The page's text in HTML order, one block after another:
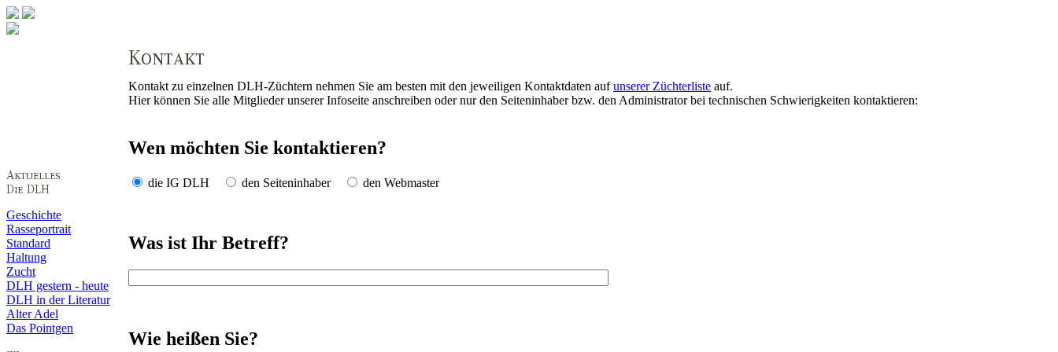
Geschichte
Rasseportrait
Standard
Haltung
Zucht
DLH gestern - heute
DLH in der Literatur
Alter Adel
Das Pointgen
Kontakt zu einzelnen DLH-Züchtern nehmen Sie am besten mit den jeweiligen Kontaktdaten aufunserer Züchterliste auf.
Hier können Sie alle Mitglieder unserer Infoseite anschreiben oder nur den Seiteninhaber bzw. den Administrator bei technischen Schwierigkeiten kontaktieren:
Wen möchten Sie kontaktieren?
die IG DLH den Seiteninhaber den Webmaster
Was ist Ihr Betreff?
Wie heißen Sie?